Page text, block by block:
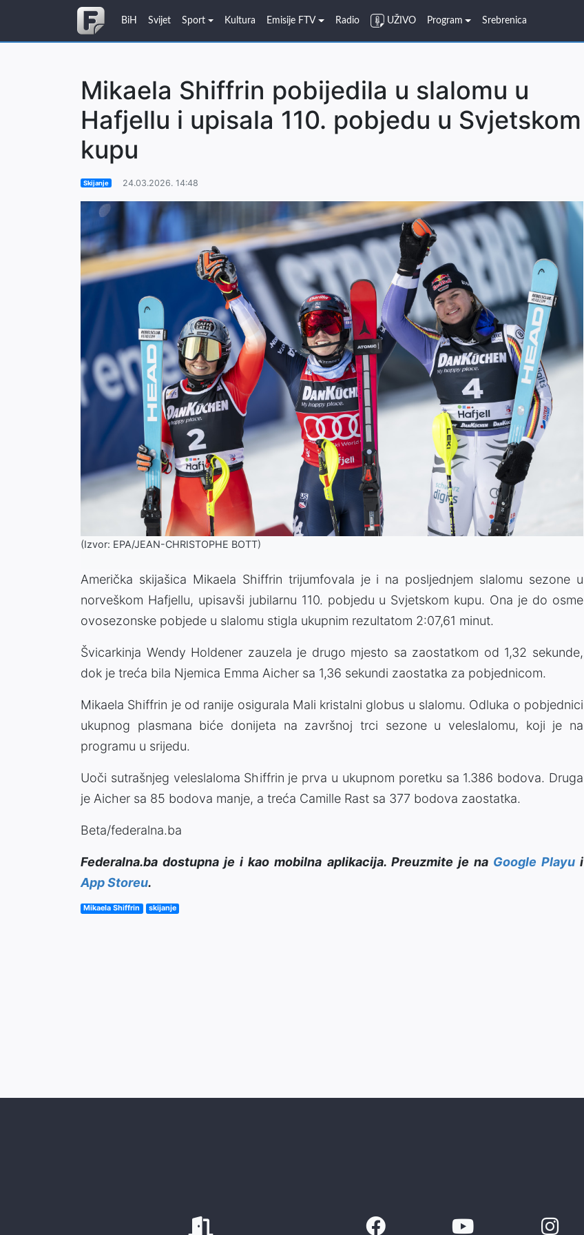
BiH Svijet Sport Kultura Emisije FTV Radio UŽIVO Program Srebrenica
Mikaela Shiffrin pobijedila u slalomu u
Hafjellu i upisala 110. pobjedu u Svjetskom
kupu
Skijanje 24.03.2026. 14:48
(Izvor: EPA/JEAN-CHRISTOPHE BOTT)
Američka skijašica Mikaela Shiffrin trijumfovala je i na posljednjem slalomu sezone u
norveškom Hafjellu, upisavši jubilarnu 110. pobjedu u Svjetskom kupu. Ona je do osme
ovosezonske pobjede u slalomu stigla ukupnim rezultatom 2:07,61 minut.
Švicarkinja Wendy Holdener zauzela je drugo mjesto sa zaostatkom od 1,32 sekunde,
dok je treća bila Njemica Emma Aicher sa 1,36 sekundi zaostatka za pobjednicom.
Mikaela Shiffrin je od ranije osigurala Mali kristalni globus u slalomu. Odluka o pobjednici
ukupnog plasmana biće donijeta na završnoj trci sezone u veleslalomu, koji je na
programu u srijedu.
Uoči sutrašnjeg veleslaloma Shiffrin je prva u ukupnom poretku sa 1.386 bodova. Druga
je Aicher sa 85 bodova manje, a treća Camille Rast sa 377 bodova zaostatka.
Beta/federalna.ba
Federalna.ba dostupna je i kao mobilna aplikacija. Preuzmite je na Google Playui
App Storeu.
Mikaela Shiffrin skijanje